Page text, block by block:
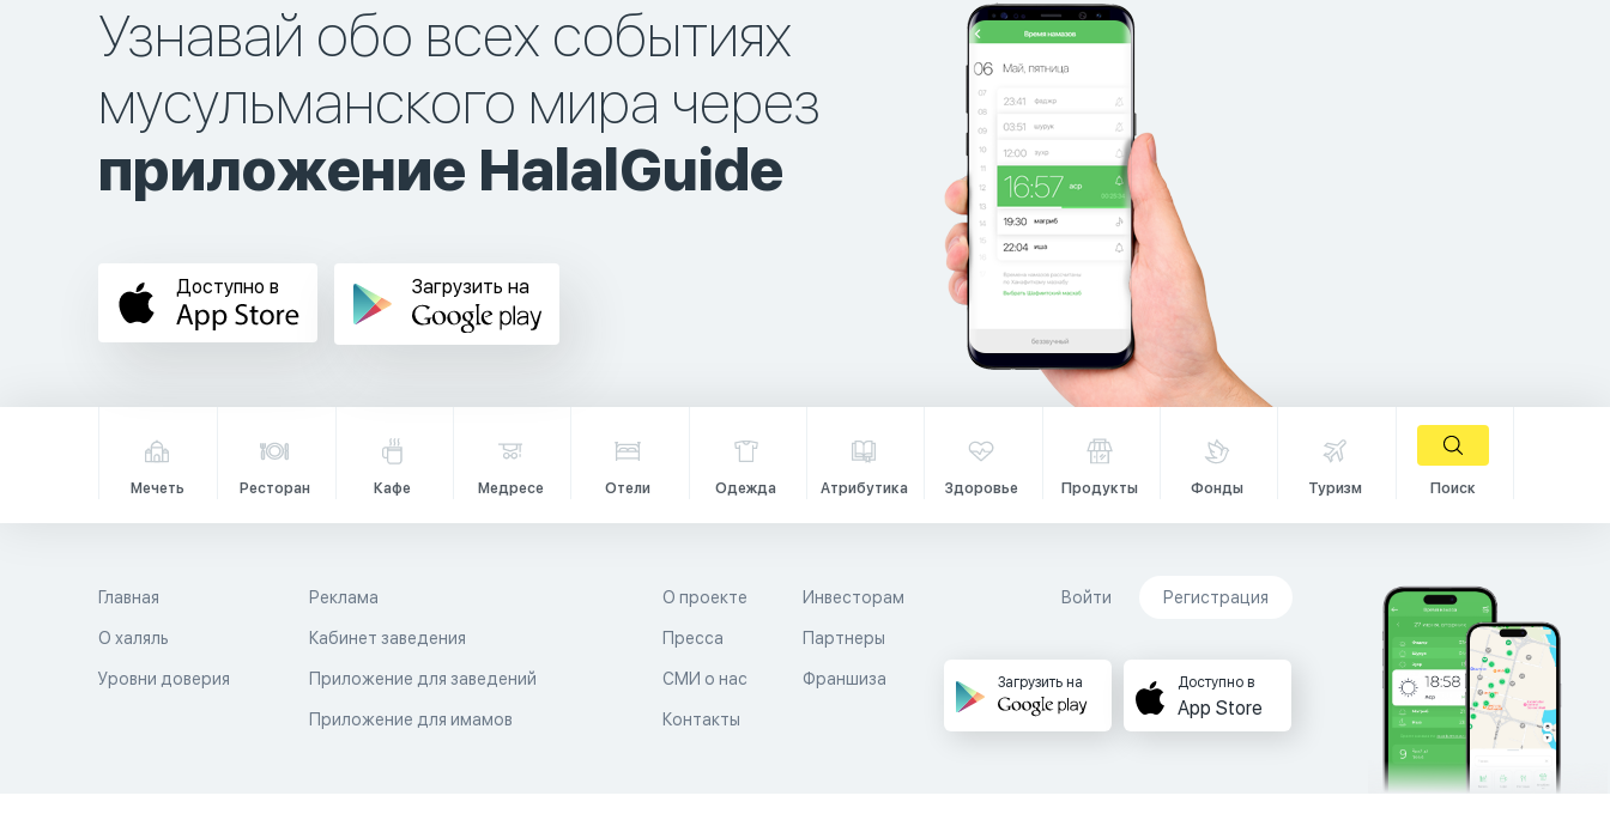
Узнавай обо всех событиях
мусульманского мира через
приложение HalalGuide
Доступно в Загрузить на
Мечеть Ресторан Кафе Медресе Отели Одежда Атрибутика Здоровье Продукты Фонды Туризм Поиск
Главная
О халяль
Уровни доверия
Реклама
Кабинет заведения
Приложение для заведений
Приложение для имамов
О проекте
Пресса
СМИ о нас
Контакты
Инвесторам
Партнеры
Франшиза
Войти Регистрация
Загрузить на Доступно в
App Store